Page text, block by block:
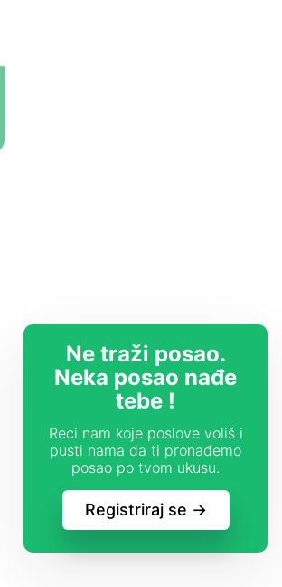
Ne traži posao.
Neka posao nađe
tebe !
Reci nam koje poslove voliš i
pusti nama da ti pronađemo
posao po tvom ukusu.
Registriraj se ->